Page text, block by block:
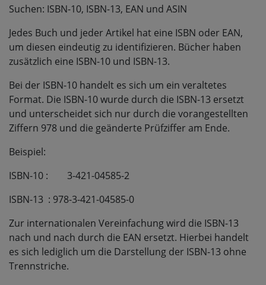
Suchen: ISBN-10, ISBN-13, EAN und ASIN
Jedes Buch und jeder Artikel hat eine ISBN oder EAN,
um diesen eindeutig zu identifizieren. Bücher haben
zusätzlich eine ISBN-10 und ISBN-13.
Bei der ISBN-10 handelt es sich um ein veraltetes
Format. Die ISBN-10 wurde durch die ISBN-13 ersetzt
und unterscheidet sich nur durch die vorangestellten
Ziffern 978 und die geänderte Prüfziffer am Ende.
Beispiel:
ISBN-10 :
3-421-04585-2
ISBN-13 : 978-3-421-04585-0
Zur internationalen Vereinfachung wird die ISBN-13
nach und nach durch die EAN ersetzt. Hierbei handelt
es sich lediglich um die Darstellung der ISBN-13 ohne
Trennstriche.